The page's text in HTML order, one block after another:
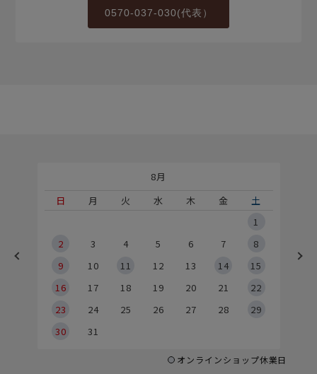
0570-037-030(代表）
8月
日
月 火 水 木 金
土
1
2
3 4 5 6 7
8
9
10 11 12 13 14
15
16
17 18 19 20 21
22
23
24 25 26 27 28
29
30
31
オンラインショップ休業日